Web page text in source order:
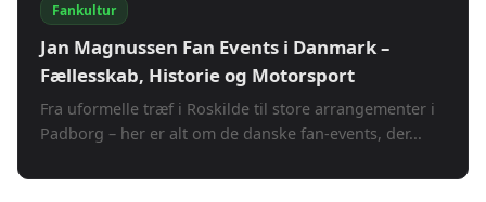
Fankultur
Jan Magnussen Fan Events i Danmark –
Fællesskab, Historie og Motorsport
Fra uformelle træf i Roskilde til store arrangementer i
Padborg – her er alt om de danske fan-events, der...